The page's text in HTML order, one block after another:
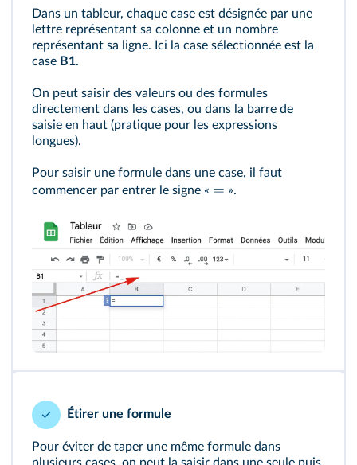
Dans un tableur, chaque case est désignée par une
lettre représentant sa colonne et un nombre
représentant sa ligne. Ici la case sélectionnée est la
case B1.
On peut saisir des valeurs ou des formules
directement dans les cases, ou dans la barre de
saisie en haut (pratique pour les expressions
longues).
Pour saisir une formule dans une case, il faut
commencer par entrer le signe « = ».
Étirer une formule
Pour éviter de taper une même formule dans